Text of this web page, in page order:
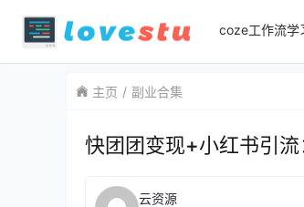
coze工作流学
主页 副业合集
快团团变现+小红书引
云资源